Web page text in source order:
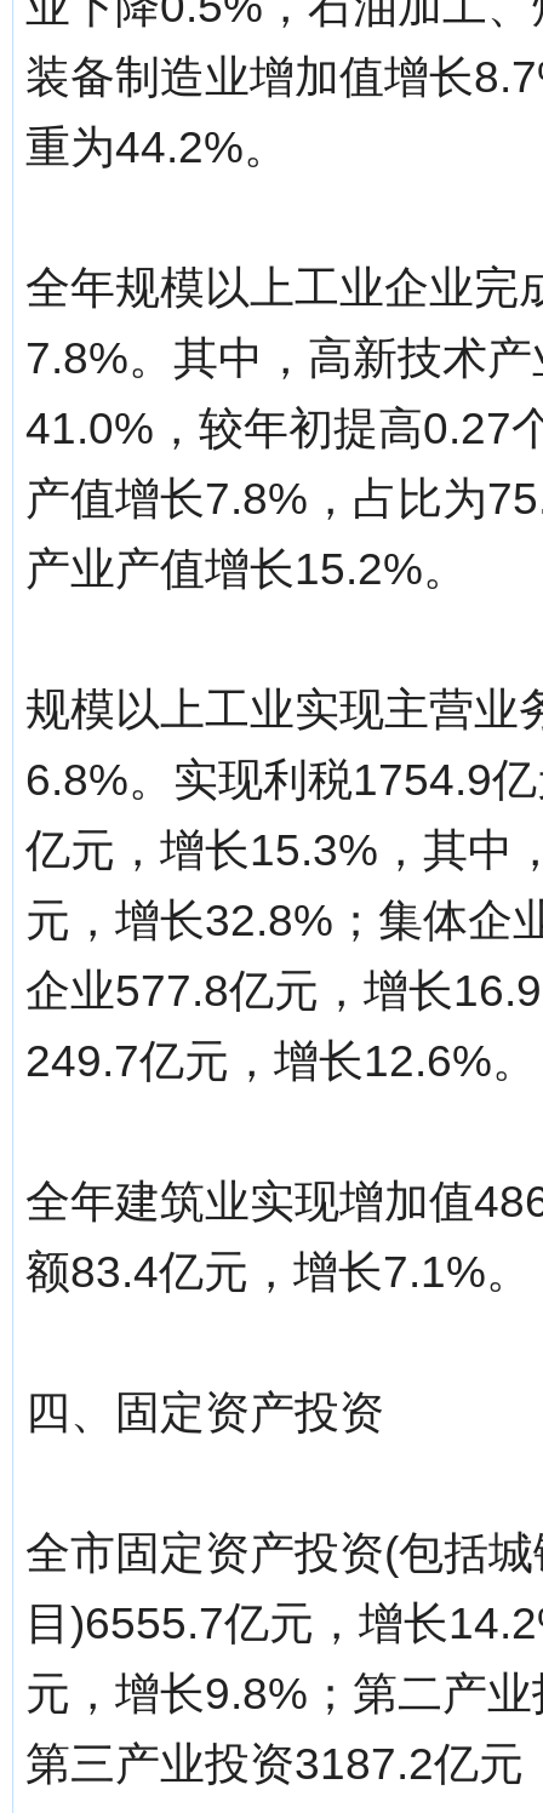
装备制造业增加值增长
重为44.2%。
全年规模以上工业企业完
7.8%。其中，高新技术
41.0%，较年初提高0.27
产值增长7.8%，占比为
产业产值增长15.2%。
规模以上工业实现主营业
6.8%。实现利税1754.9
亿元，增长15.3%，其中
元，增长32.8%；集体企
企业577.8亿元，增长
249.7亿元，增长12.6%。
全年建筑业实现增加值
额83.4亿元，增长7.1%。
四、固定资产投资
全市固定资产投资(包括
目)6555.7亿元，增长
元，增长9.8%；第二产
第三产业投资3187.2亿元